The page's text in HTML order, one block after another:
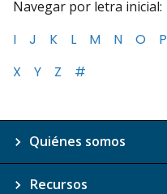
Navegar por letra inicial:
I
J K L M N O P
X
Y Z #
Quiénes somos
Recursos